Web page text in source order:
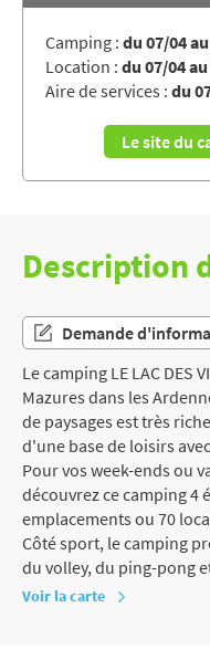
Activités sportives pour
Camping : du 07/04
Location : du 07/04
Aire de services : du
Le site du
Description
Demande
Le camping LE LAC DES
Mazures dans les
de paysages est très
d'une base de loisirs
Pour vos week-ends ou
découvrez ce camping 4
emplacements ou 70
Côté sport, le camping
du volley, du ping-pong
Voir la carte